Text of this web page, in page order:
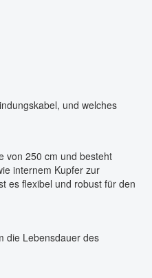
und welches
von 250 cm und besteht
internem Kupfer zur
es flexibel und robust für den
die Lebensdauer des